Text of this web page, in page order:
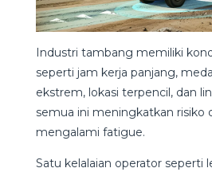
Industri tambang memiliki
seperti jam kerja panjang,
ekstrem, lokasi terpencil, dan
semua ini meningkatkan risiko
mengalami fatigue.
Satu kelalaian operator seperti